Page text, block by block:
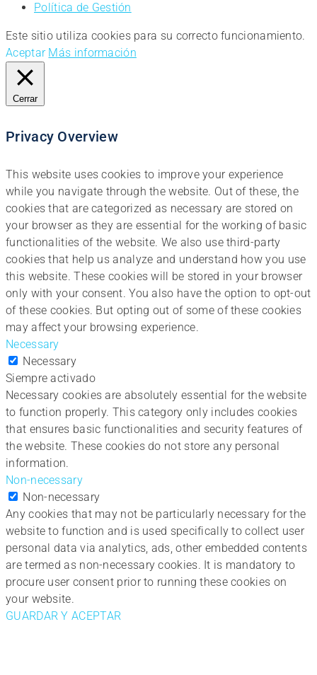
Política de Gestión
Este sitio utiliza cookies para su correcto funcionamiento.
Aceptar Más información
Cerrar
Privacy Overview
This website uses cookies to improve your experience
while you navigate through the website. Out of these, the
cookies that are categorized as necessary are stored on
your browser as they are essential for the working of basic
functionalities of the website. We also use third-party
cookies that help us analyze and understand how you use
this website. These cookies will be stored in your browser
only with your consent. You also have the option to opt-out
of these cookies. But opting out of some of these cookies
may affect your browsing experience.
Necessary
Necessary
Siempre activado
Necessary cookies are absolutely essential for the website
to function properly. This category only includes cookies
that ensures basic functionalities and security features of
the website. These cookies do not store any personal
information.
Non-necessary
Non-necessary
Any cookies that may not be particularly necessary for the
website to function and is used specifically to collect user
personal data via analytics, ads, other embedded contents
are termed as non-necessary cookies. It is mandatory to
procure user consent prior to running these cookies on
your website.
GUARDAR Y ACEPTAR